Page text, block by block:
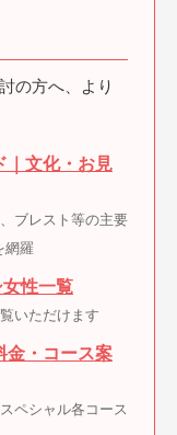
の方へ、より
｜文化・お見
ブレスト等の主要
網羅
性一覧
いただけます
金・コース案
ペシャル各コース